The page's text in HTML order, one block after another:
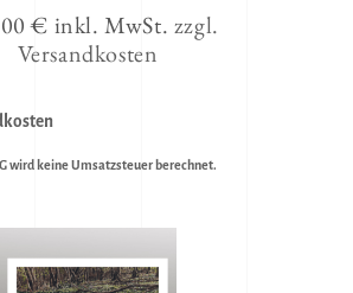
€ inkl. MwSt. zzgl.
Versandkosten
wird keine Umsatzsteuer berechnet.